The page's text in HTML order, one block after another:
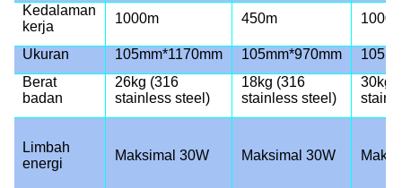
Kedalaman
kerja
1000m 450m
Ukuran 105mm*1170mm 105mm*970mm
Berat
badan
26kg (316
stainless steel)
18kg (316
stainless steel)
30kg
Limbah
energi
Maksimal 30W Maksimal 30W